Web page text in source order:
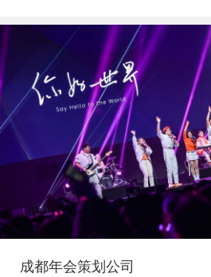
成都年会策划公司